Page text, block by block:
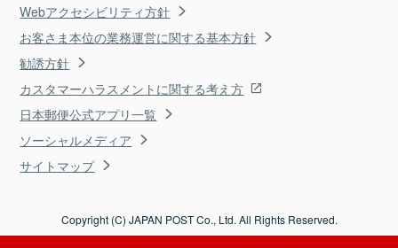
Webアクセシビリティ方針
お客さま本位の業務運営に関する基本方針
勧誘方針
カスタマーハラスメントに関する考え方
日本郵便公式アプリ一覧
ソーシャルメディア
サイトマップ
Copyright (C) JAPAN POST Co., Ltd. All Rights Reserved.